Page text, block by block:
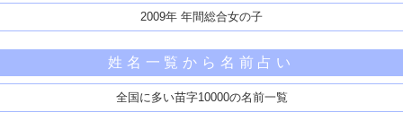
2009年 年間総合女の子
姓名一覧から名前占い
全国に多い苗字10000の名前一覧